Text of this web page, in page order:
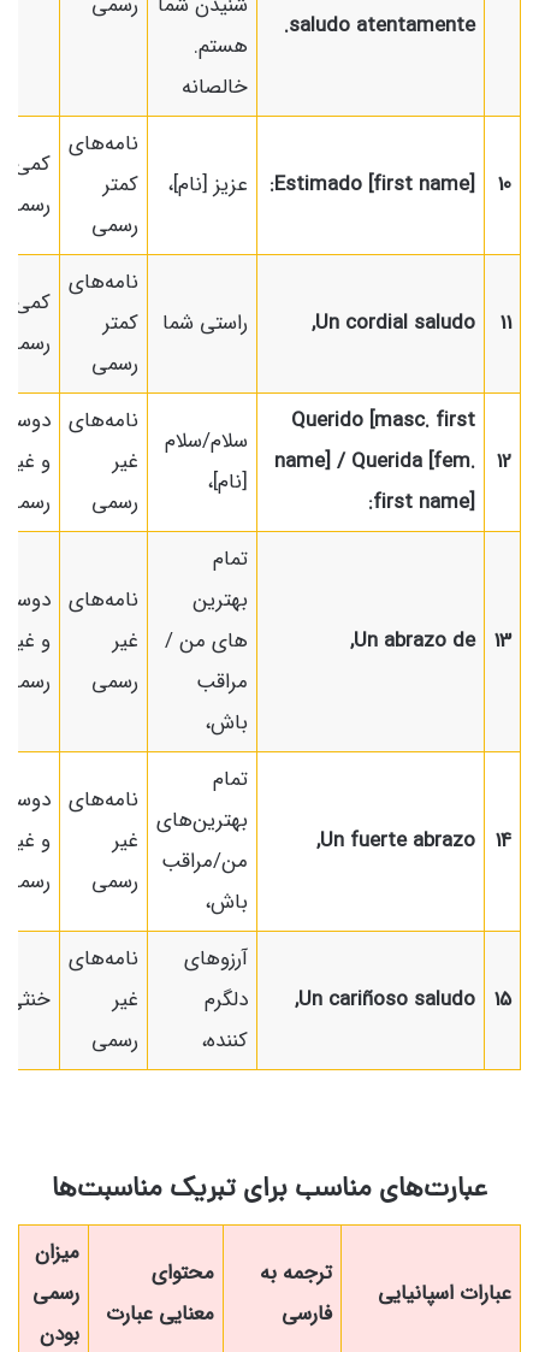
saludo atentamente.
هستم.
خالصانه
10
Estimado [first name]: عزیز [نام]،
نامه‌های
کمتر
رسمی
کمی
رسمی
11
Un cordial saludo, راستی شما
نامه‌های
کمتر
رسمی
کمی
رسمی
12
Querido [masc. first
name] / Querida [fem.
first name]:
سلام/سلام
[نام]،
نامه‌های
غیر
رسمی
و غیر
رسمی
13
Un abrazo de,
تمام
بهترین
های من /
مراقب
باش،
نامه‌های
غیر
رسمی
و غیر
رسمی
14
Un fuerte abrazo,
تمام
بهترین‌های
من/مراقب
باش،
نامه‌های
غیر
رسمی
و غیر
رسمی
15
Un cariñoso saludo,
آرزوهای
دلگرم
کننده،
نامه‌های
غیر
رسمی
خنثی
عبارت‌های مناسب برای تبریک مناسبت‌ها
عبارات اسپانیایی
ترجمه به
فارسی
محتوای
معنایی عبارت
میزان
رسمی
بودن